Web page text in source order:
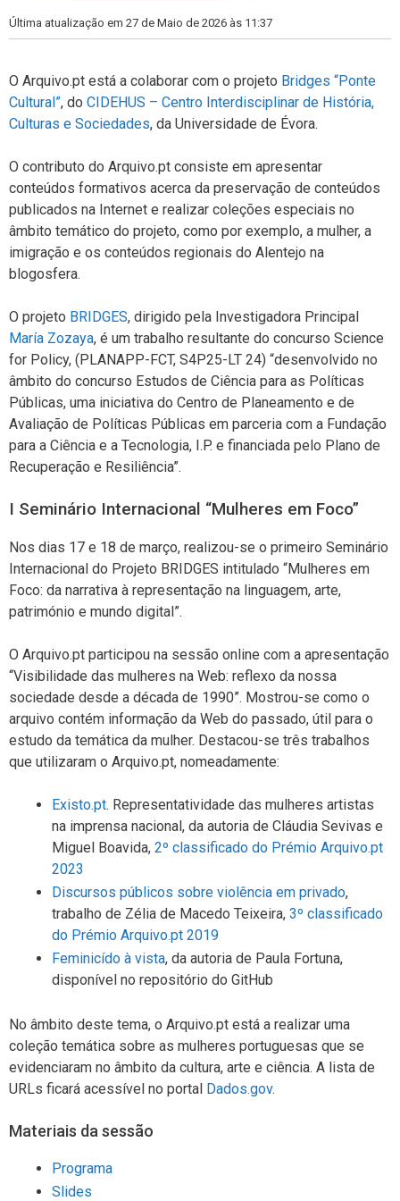
Última atualização em 27 de Maio de 2026 às 11:37
O Arquivo.pt está a colaborar com o projeto Bridges “Ponte
Cultural”, do CIDEHUS – Centro Interdisciplinar de História,
Culturas e Sociedades, da Universidade de Évora.
O contributo do Arquivo.pt consiste em apresentar
conteúdos formativos acerca da preservação de conteúdos
publicados na Internet e realizar coleções especiais no
âmbito temático do projeto, como por exemplo, a mulher, a
imigração e os conteúdos regionais do Alentejo na
blogosfera.
O projeto BRIDGES, dirigido pela Investigadora Principal
María Zozaya, é um trabalho resultante do concurso Science
for Policy, (PLANAPP-FCT, S4P25-LT 24) “desenvolvido no
âmbito do concurso Estudos de Ciência para as Políticas
Públicas, uma iniciativa do Centro de Planeamento e de
Avaliação de Políticas Públicas em parceria com a Fundação
para a Ciência e a Tecnologia, I.P. e financiada pelo Plano de
Recuperação e Resiliência”.
I Seminário Internacional “Mulheres em Foco”
Nos dias 17 e 18 de março, realizou-se o primeiro Seminário
Internacional do Projeto BRIDGES intitulado “Mulheres em
Foco: da narrativa à representação na linguagem, arte,
património e mundo digital”.
O Arquivo.pt participou na sessão online com a apresentação
“Visibilidade das mulheres na Web: reflexo da nossa
sociedade desde a década de 1990”. Mostrou-se como o
arquivo contém informação da Web do passado, útil para o
estudo da temática da mulher. Destacou-se três trabalhos
que utilizaram o Arquivo.pt, nomeadamente:
Existo.pt. Representatividade das mulheres artistas
na imprensa nacional, da autoria de Cláudia Sevivas e
Miguel Boavida, 2º classificado do Prémio Arquivo.pt
2023
Discursos públicos sobre violência em privado,
trabalho de Zélia de Macedo Teixeira, 3º classificado
do Prémio Arquivo.pt 2019
Feminicído à vista, da autoria de Paula Fortuna,
disponível no repositório do GitHub
No âmbito deste tema, o Arquivo.pt está a realizar uma
coleção temática sobre as mulheres portuguesas que se
evidenciaram no âmbito da cultura, arte e ciência. A lista de
URLs ficará acessível no portal Dados.gov.
Materiais da sessão
Programa
Slides